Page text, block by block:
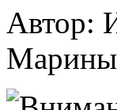
Автор: